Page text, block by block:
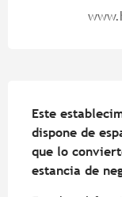
Este
dispone de
que lo
estancia de